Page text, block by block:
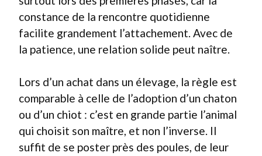
constance de la rencontre quotidienne
facilite grandement l’attachement. Avec de
la patience, une relation solide peut naître.
Lors d’un achat dans un élevage, la règle est
comparable à celle de l’adoption d’un chaton
ou d’un chiot : c’est en grande partie l’animal
qui choisit son maître, et non l’inverse. Il
suffit de se poster près des poules, de leur